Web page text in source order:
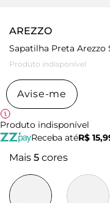
AREZZO
Sapatilha Preta
Produto indisponível
Avise-me
Produto indisponível
Receba atéR$
Mais 5 cores